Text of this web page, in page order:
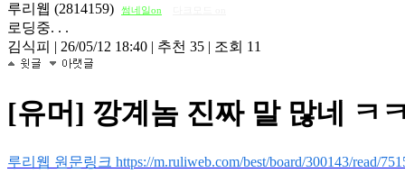
루리웹 (2814159) 썸네일on
로딩중. . .
김식피 | 26/05/12 18:40 | 추천 35 | 조회 11
[유머] 깡계놈 진짜 말 많네 ㅋ
루리웹 원문링크 https://m.ruliweb.com/best/board/300143/read/